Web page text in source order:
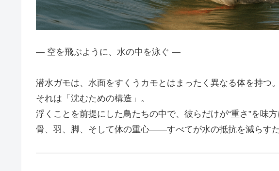
― 空を飛ぶように、水の中を泳ぐ ―
潜水ガモは、水面をすくうカモとはまったく異なる体を持つ。
それは「沈むための構造」。
浮くことを前提にした鳥たちの中で、彼らだけが“重さ”を味方
骨、羽、脚、そして体の重心――すべてが水の抵抗を減らすた